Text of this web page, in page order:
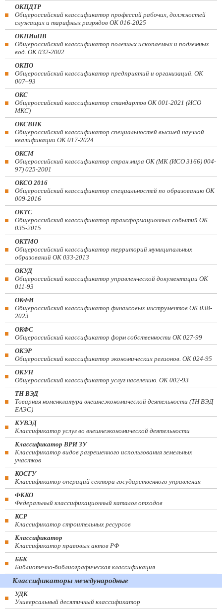
ОКПДТР
Общероссийский классификатор профессий рабочих, должностей
служащих и тарифных разрядов ОК 016-2025
ОКПИиПВ
Общероссийский классификатор полезных ископаемых и подземных
вод. ОК 032-2002
ОКПО
Общероссийский классификатор предприятий и организаций. ОК
007–93
ОКС
Общероссийский классификатор стандартов ОК 001-2021 (ИСО
МКС)
ОКСВНК
Общероссийский классификатор специальностей высшей научной
квалификации ОК 017-2024
ОКСМ
Общероссийский классификатор стран мира ОК (МК (ИСО 3166) 004-
97) 025-2001
ОКСО 2016
Общероссийский классификатор специальностей по образованию ОК
009-2016
ОКТС
Общероссийский классификатор трансформационных событий ОК
035-2015
ОКТМО
Общероссийский классификатор территорий муниципальных
образований ОК 033-2013
ОКУД
Общероссийский классификатор управленческой документации ОК
011-93
ОКФИ
Общероссийский классификатор финансовых инструментов OK 038-
2023
ОКФС
Общероссийский классификатор форм собственности ОК 027-99
ОКЭР
Общероссийский классификатор экономических регионов. ОК 024-95
ОКУН
Общероссийский классификатор услуг населению. ОК 002-93
ТН ВЭД
Товарная номенклатура внешнеэкономической деятельности (ТН ВЭД
ЕАЭС)
КУВЭД
Классификатор услуг во внешнеэкономической деятельности
Классификатор ВРИ ЗУ
Классификатор видов разрешенного использования земельных
участков
КОСГУ
Классификатор операций сектора государственного управления
ФККО
Федеральный классификационный каталог отходов
КСР
Классификатор строительных ресурсов
Классификатор
Классификатор правовых актов РФ
ББК
Библиотечно-библиографическая классификация
Классификаторы международные
УДК
Универсальный десятичный классификатор